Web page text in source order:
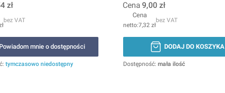
zł
bez VAT
Powiadom mnie o dostępności
tymczasowo niedostępny
Cena 9,00 zł
Cena
7,32 zł
bez VAT
DODAJ DO KOSZYKA
Dostępność: mała ilość